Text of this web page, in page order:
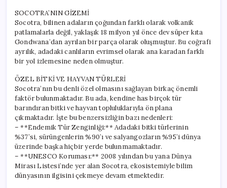
SOCOTRA’NIN GİZEMİ
Socotra, bilinen adaların çoğundan farklı olarak volkanik
patlamalarla değil, yaklaşık 18 milyon yıl önce dev süper kıta
Gondwana’dan ayrılan bir parça olarak oluşmuştur. Bu coğrafi
ayrılık, adadaki canlıların evrimsel olarak ana karadan farklı
bir yol izlemesine neden olmuştur.
ÖZEL BİTKİ VE HAYVAN TÜRLERİ
Socotra’nın bu denli özel olmasını sağlayan birkaç önemli
faktör bulunmaktadır. Bu ada, kendine has birçok tür
barındıran bitki ve hayvan topluluklarıyla ön plana
çıkmaktadır. İşte bu benzersizliğin bazı nedenleri:
– **Endemik Tür Zenginliği:** Adadaki bitki türlerinin
%37’si, sürüngenlerin %90’ı ve salyangozların %95’i dünya
üzerinde başka hiçbir yerde bulunmamaktadır.
– **UNESCO Koruması:** 2008 yılından bu yana Dünya
Mirası Listesi’nde yer alan Socotra, ekosistemiyle bilim
dünyasının ilgisini çekmeye devam etmektedir.